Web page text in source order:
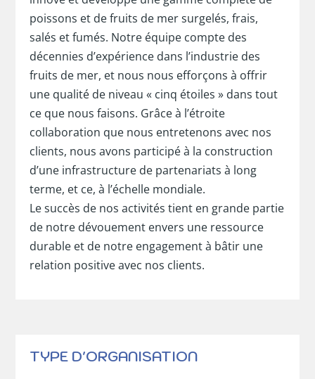
TYPE D'ORGANISATION
poissons et de fruits de mer surgelés, frais,
salés et fumés. Notre équipe compte des
décennies d’expérience dans l’industrie des
fruits de mer, et nous nous efforçons à offrir
une qualité de niveau « cinq étoiles » dans tout
ce que nous faisons. Grâce à l’étroite
collaboration que nous entretenons avec nos
clients, nous avons participé à la construction
d’une infrastructure de partenariats à long
terme, et ce, à l’échelle mondiale.
Le succès de nos activités tient en grande partie
de notre dévouement envers une ressource
durable et de notre engagement à bâtir une
relation positive avec nos clients.